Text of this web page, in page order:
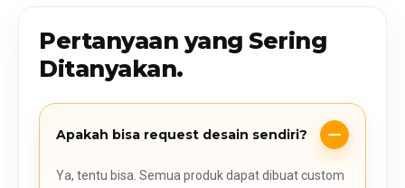
Pertanyaan yang Sering
Ditanyakan.
Apakah bisa request desain sendiri?
Ya, tentu bisa. Semua produk dapat dibuat custom